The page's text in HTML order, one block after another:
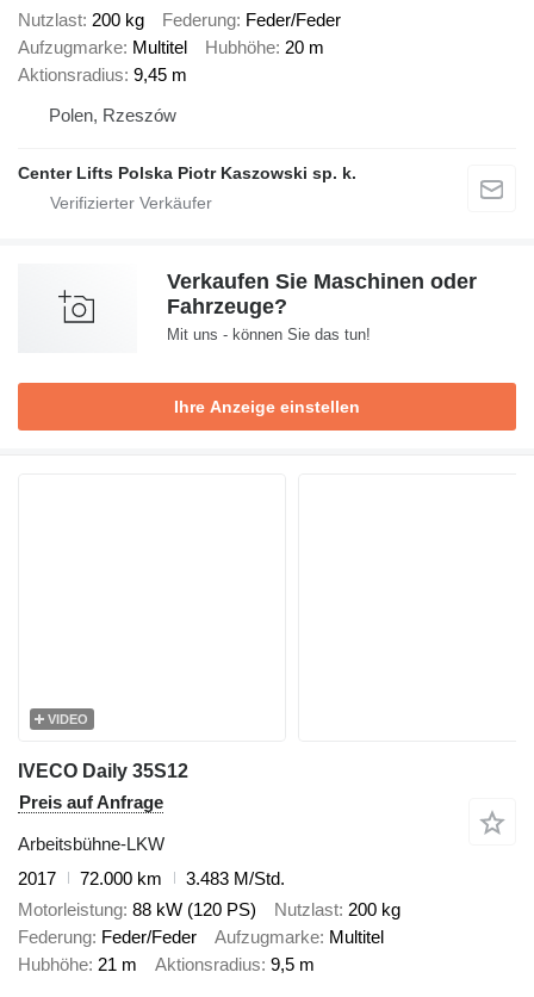
Nutzlast 200 kg Federung Feder/Feder
Aufzugmarke Multitel Hubhöhe 20 m
Aktionsradius 9,45 m
Polen, Rzeszów
Center Lifts Polska Piotr Kaszowski sp. k.
Verkaufen Sie Maschinen oder
Fahrzeuge?
Mit uns - können Sie das tun!
Ihre Anzeige einstellen
VIDEO
IVECO Daily 35S12
Preis auf Anfrage
Arbeitsbühne-LKW
2017
72.000 km
3.483 M/Std.
Motorleistung 88 kW (120 PS) Nutzlast 200 kg
Federung Feder/Feder Aufzugmarke Multitel
Hubhöhe 21 m Aktionsradius 9,5 m